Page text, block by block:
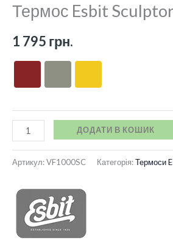
Термос Esbit
1 795 грн.
ДОДАТИ В КОШИК
Артикул:VF1000SC Категорія:Термоси